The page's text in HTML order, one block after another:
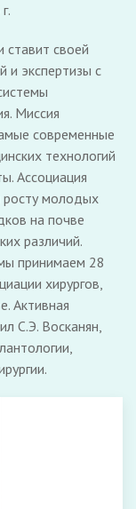
ставит своей
и экспертизы с
Миссия
современные
технологий
Ассоциация
росту молодых
на почве
различий.
принимаем 28
хирургов,
Активная
С.Э. Восканян,